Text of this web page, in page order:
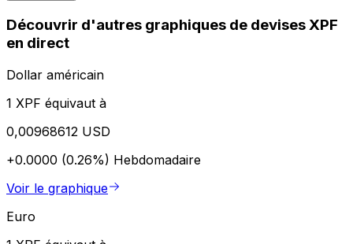
Découvrir d'autres graphiques de devises XPF
en direct
Dollar américain
1 XPF équivaut à
0,00968612 USD
+0.0000 (0.26%) Hebdomadaire
Voir le graphique
Euro